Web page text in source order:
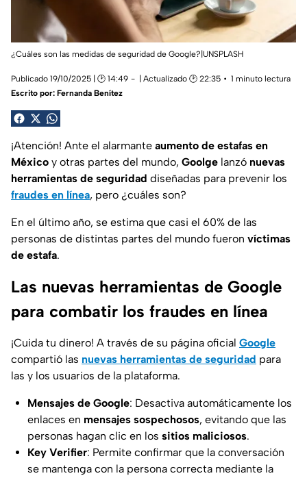
¿Cuáles son las medidas de seguridad de Google?|UNSPLASH
Publicado 19/10/2025 | 🕑 14:49 | Actualizado 🕑 22:35
1 minuto lectura
Escrito por: Fernanda Benítez
¡Atención! Ante el alarmante aumento de estafas en
México y otras partes del mundo, Goolge lanzó nuevas
herramientas de seguridad diseñadas para prevenir los
fraudes en línea, pero ¿cuáles son?
En el último año, se estima que casi el 60% de las
personas de distintas partes del mundo fueron víctimas
de estafa.
Las nuevas herramientas de Google
para combatir los fraudes en línea
¡Cuida tu dinero! A través de su página oficial Google
compartió las nuevas herramientas de seguridad para
las y los usuarios de la plataforma.
Mensajes de Google: Desactiva automáticamente los
enlaces en mensajes sospechosos, evitando que las
personas hagan clic en los sitios maliciosos.
Key Verifier: Permite confirmar que la conversación
se mantenga con la persona correcta mediante la